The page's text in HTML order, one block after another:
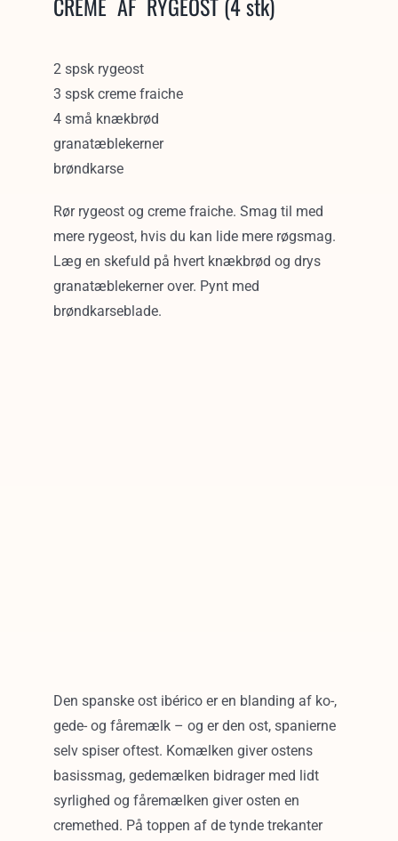
2 spsk rygeost
3 spsk creme fraiche
4 små knækbrød
granatæblekerner
brøndkarse
Rør rygeost og creme fraiche. Smag til med
mere rygeost, hvis du kan lide mere røgsmag.
Læg en skefuld på hvert knækbrød og drys
granatæblekerner over. Pynt med
brøndkarseblade.
Den spanske ost ibérico er en blanding af ko-,
gede- og fåremælk – og er den ost, spanierne
selv spiser oftest. Komælken giver ostens
basissmag, gedemælken bidrager med lidt
syrlighed og fåremælken giver osten en
cremethed. På toppen af de tynde trekanter